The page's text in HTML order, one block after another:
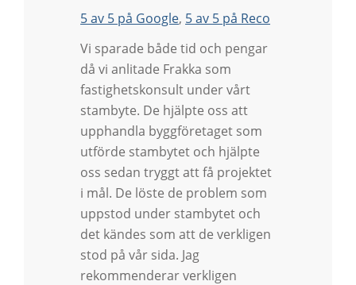
5 av 5 på Google, 5 av 5 på Reco
Vi sparade både tid och pengar
då vi anlitade Frakka som
fastighetskonsult under vårt
stambyte. De hjälpte oss att
upphandla byggföretaget som
utförde stambytet och hjälpte
oss sedan tryggt att få projektet
i mål. De löste de problem som
uppstod under stambytet och
det kändes som att de verkligen
stod på vår sida. Jag
rekommenderar verkligen